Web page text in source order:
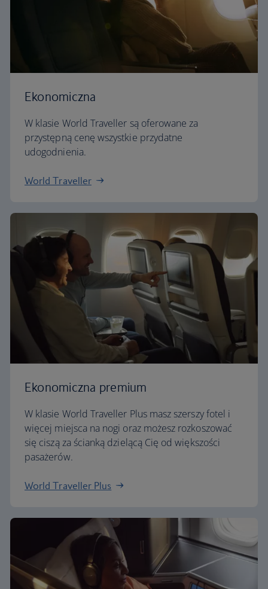
Ekonomiczna
W klasie World Traveller są oferowane za
przystępną cenę wszystkie przydatne
udogodnienia.
World Traveller
Ekonomiczna premium
W klasie World Traveller Plus masz szerszy fotel i
więcej miejsca na nogi oraz możesz rozkoszować
się ciszą za ścianką dzielącą Cię od większości
pasażerów.
World Traveller Plus